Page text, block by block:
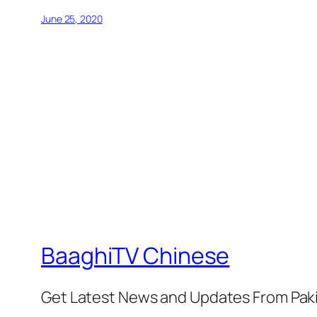
June 25, 2020
BaaghiTV Chinese
Get Latest News and Updates From